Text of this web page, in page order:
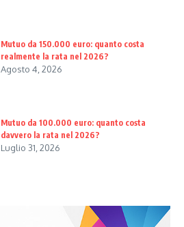
Mutuo da 150.000 euro: quanto costa
realmente la rata nel 2026?
Agosto 4, 2026
Mutuo da 100.000 euro: quanto costa
davvero la rata nel 2026?
Luglio 31, 2026